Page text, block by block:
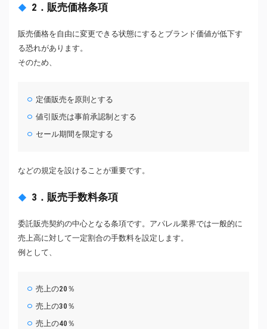
2．販売価格条項
販売価格を自由に変更できる状態にするとブランド価値が低下す
る恐れがあります。
そのため、
定価販売を原則とする
値引販売は事前承認制とする
セール期間を限定する
などの規定を設けることが重要です。
3．販売手数料条項
委託販売契約の中心となる条項です。アパレル業界では一般的に
売上高に対して一定割合の手数料を設定します。
例として、
売上の20％
売上の30％
売上の40％